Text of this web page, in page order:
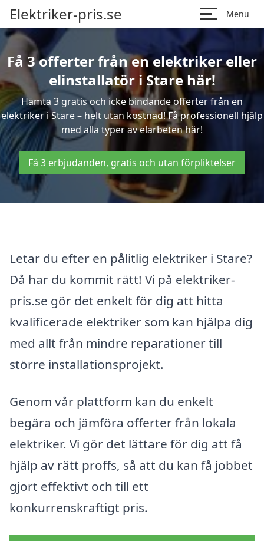
Elektriker-pris.se Menu
Få 3 offerter från en elektriker eller
elinstallatör i Stare här!
Hämta 3 gratis och icke bindande offerter från en
elektriker i Stare – helt utan kostnad! Få professionell hjälp
med alla typer av elarbeten här!
Få 3 erbjudanden, gratis och utan förpliktelser
Letar du efter en pålitlig elektriker i Stare?
Då har du kommit rätt! Vi på elektriker-
pris.se gör det enkelt för dig att hitta
kvalificerade elektriker som kan hjälpa dig
med allt från mindre reparationer till
större installationsprojekt.
Genom vår plattform kan du enkelt
begära och jämföra offerter från lokala
elektriker. Vi gör det lättare för dig att få
hjälp av rätt proffs, så att du kan få jobbet
gjort effektivt och till ett
konkurrenskraftigt pris.